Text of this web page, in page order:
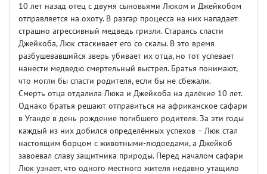
10 лет назад отец с двумя сыновьями Люком и Джейкобом
отправляется на охоту. В разгар процесса на них нападает
страшно агрессивный медведь гризли. Стараясь спасти
Джейкоба, Люк стаскивает его со скалы. В это время
разбушевавшийся зверь убивает их отца, но тот успевает
нанести медведю смертельный выстрел. Братья понимают,
что могли бы спасти родителя, если бы не сбежали.
Смерть отца отдалила Люка и Джейкоба на далёкие 10 лет.
Однако братья решают отправиться на африканское сафари
в Уганде в день рождение погибшего родителя. За эти годы
каждый из них добился определённых успехов – Люк стал
настоящим борцом с животными-людоедами, а Джейкоб
завоевал славу защитника природы. Перед началом сафари
Люк узнает, что одного местного жителя недавно утащило